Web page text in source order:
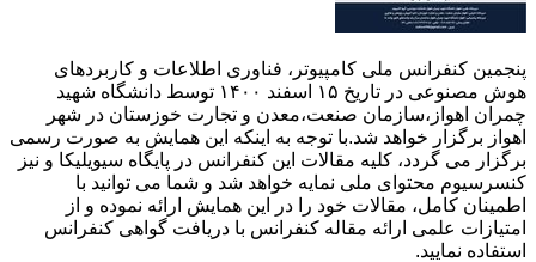
پنجمین کنفرانس ملی کامپیوتر، فناوری اطلاعات و کاربردهای
هوش مصنوعی در تاریخ ۱۵ اسفند ۱۴۰۰ توسط دانشگاه شهید
چمران اهواز،سازمان صنعت،معدن و تجارت خوزستان در شهر
اهواز برگزار خواهد شد.با توجه به اینکه این همایش به صورت رسمی
برگزار می گردد، کلیه مقالات این کنفرانس در پایگاه سیویلیکا و نیز
کنسرسیوم محتوای ملی نمایه خواهد شد و شما می توانید با
اطمینان کامل، مقالات خود را در این همایش ارائه نموده و از
امتیازات علمی ارائه مقاله کنفرانس با دریافت گواهی کنفرانس
استفاده نمایید.